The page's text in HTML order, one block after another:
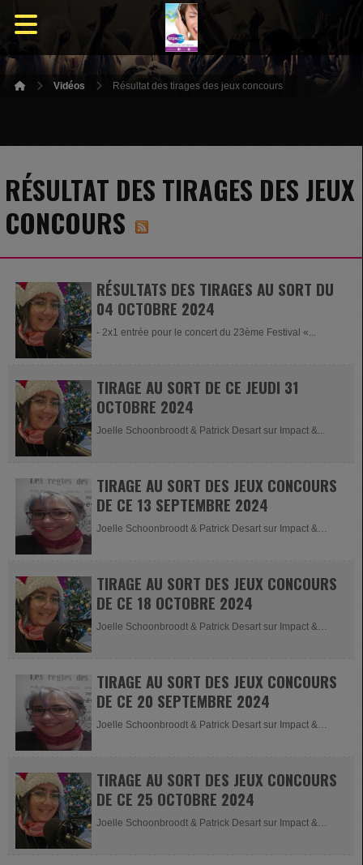
Vidéos Résultat des tirages des jeux concours
RÉSULTAT DES TIRAGES DES JEUX
CONCOURS
RÉSULTATS DES TIRAGES AU SORT DU
04 OCTOBRE 2024
- 2x1 entrée pour le concert du 23ème Festival «...
TIRAGE AU SORT DE CE JEUDI 31
OCTOBRE 2024
Joelle Schoonbroodt & Patrick Desart sur Impact &...
TIRAGE AU SORT DES JEUX CONCOURS
DE CE 13 SEPTEMBRE 2024
Joelle Schoonbroodt & Patrick Desart sur Impact &
TIRAGE AU SORT DES JEUX CONCOURS
DE CE 18 OCTOBRE 2024
Joelle Schoonbroodt & Patrick Desart sur Impact &
TIRAGE AU SORT DES JEUX CONCOURS
DE CE 20 SEPTEMBRE 2024
Joelle Schoonbroodt & Patrick Desart sur Impact &
TIRAGE AU SORT DES JEUX CONCOURS
DE CE 25 OCTOBRE 2024
Joelle Schoonbroodt & Patrick Desart sur Impact &